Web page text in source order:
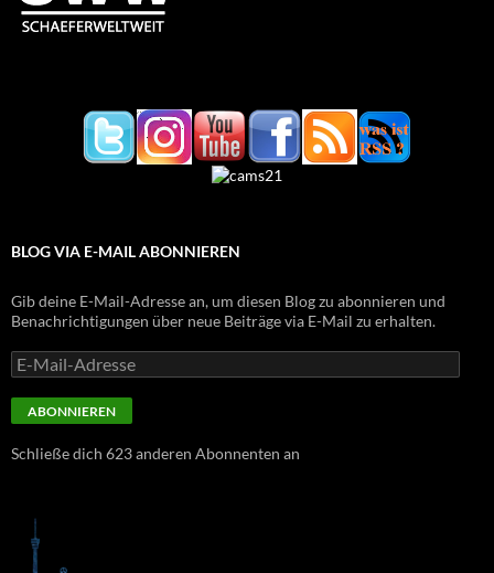
BLOG VIA E-MAIL ABONNIEREN
Gib deine E-Mail-Adresse an, um diesen Blog zu abonnieren und
Benachrichtigungen über neue Beiträge via E-Mail zu erhalten.
E-
Mail-
Adresse
ABONNIEREN
Schließe dich 623 anderen Abonnenten an